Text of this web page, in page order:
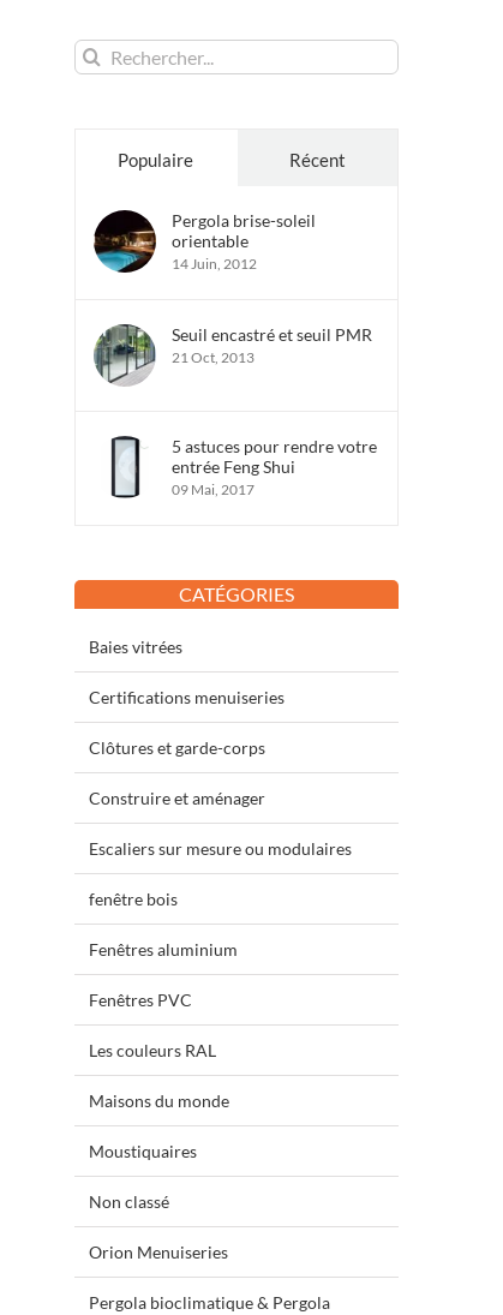
Rechercher:
Populaire Récent
Pergola brise-soleil
orientable
14 Juin, 2012
Seuil encastré et seuil PMR
21 Oct, 2013
5 astuces pour rendre votre
entrée Feng Shui
09 Mai, 2017
CATÉGORIES
Baies vitrées
Certifications menuiseries
Clôtures et garde-corps
Construire et aménager
Escaliers sur mesure ou modulaires
fenêtre bois
Fenêtres aluminium
Fenêtres PVC
Les couleurs RAL
Maisons du monde
Moustiquaires
Non classé
Orion Menuiseries
Pergola bioclimatique & Pergola